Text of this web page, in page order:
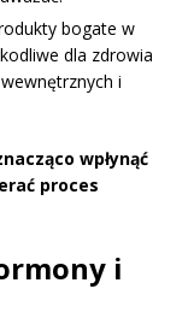
bogate w
dla zdrowia
i
wpłynąć
proces
i